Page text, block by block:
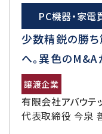
PC機器・家
少数精鋭の勝
へ。異色の
譲渡企業
有限会社アバウテ
代表取締役 今泉